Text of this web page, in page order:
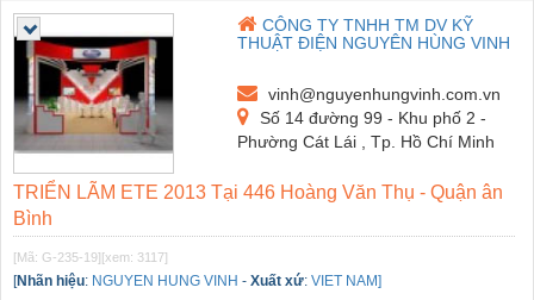
CÔNG TY TNHH TM DV KỸ
THUẬT ĐIỆN NGUYÊN HÙNG VINH
vinh@nguyenhungvinh.com.vn
Số 14 đường 99 - Khu phố 2 -
Phường Cát Lái , Tp. Hồ Chí Minh
TRIỂN LÃM ETE 2013 Tại 446 Hoàng Văn Thụ - Quận ân
Bình
[Mã: G-235-19][xem: 3117]
[Nhãn hiệu: NGUYEN HUNG VINH - Xuất xứ: VIET NAM]